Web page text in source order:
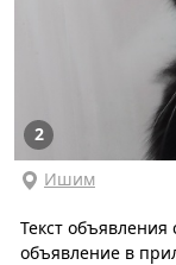
2
Ишим
Текст объявления
объявление в